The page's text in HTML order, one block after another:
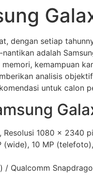
dengan setiap
adalah
kemampuan
analisis
untuk calon
Resolusi 1080 x 2340
(wide), 10 MP
Qualcomm